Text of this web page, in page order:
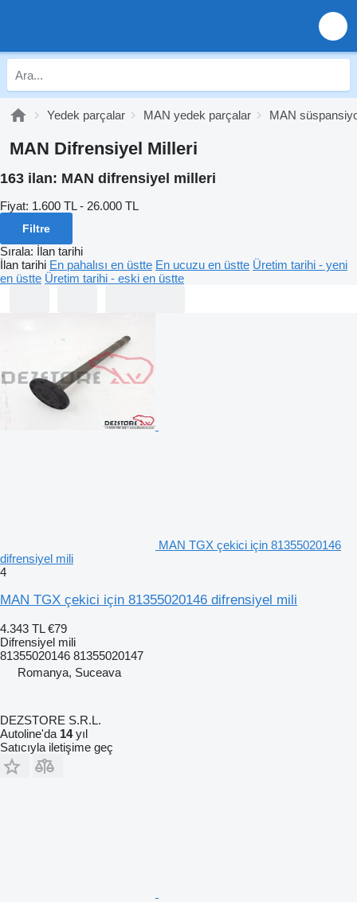
Yedek parçalar MAN yedek parçalar MAN
MAN Difrensiyel Milleri
163 ilan: MAN difrensiyel milleri
Fiyat: 1.600 TL - 26.000 TL
Filtre
Sırala: İlan tarihi
İlan tarihi En pahalısı en üstte En ucuzu en üstte Üretim tarihi - yeni
en üstte Üretim tarihi - eski en üstte
MAN TGX çekici için 81355020146
difrensiyel mili
4
MAN TGX çekici için 81355020146 difrensiyel mili
4.343 TL €79
Difrensiyel mili
81355020146 81355020147
Romanya, Suceava
DEZSTORE S.R.L.
Autoline'da 14yıl
Satıcıyla iletişime geç